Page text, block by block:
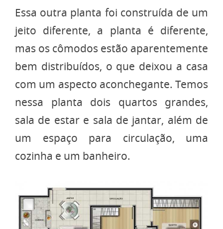
Essa outra planta foi construída de um
jeito diferente, a planta é diferente,
mas os cômodos estão aparentemente
bem distribuídos, o que deixou a casa
com um aspecto aconchegante. Temos
nessa planta dois quartos grandes,
sala de estar e sala de jantar, além de
um espaço para circulação, uma
cozinha e um banheiro.